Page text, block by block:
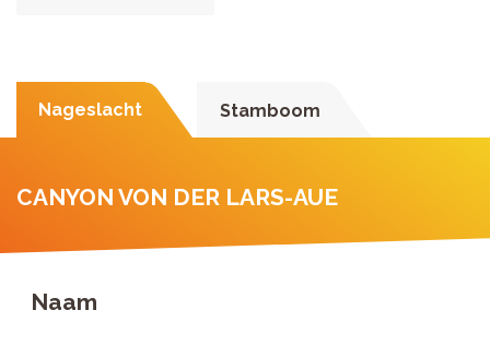
Nageslacht Stamboom
CANYON VON DER LARS-AUE
Naam